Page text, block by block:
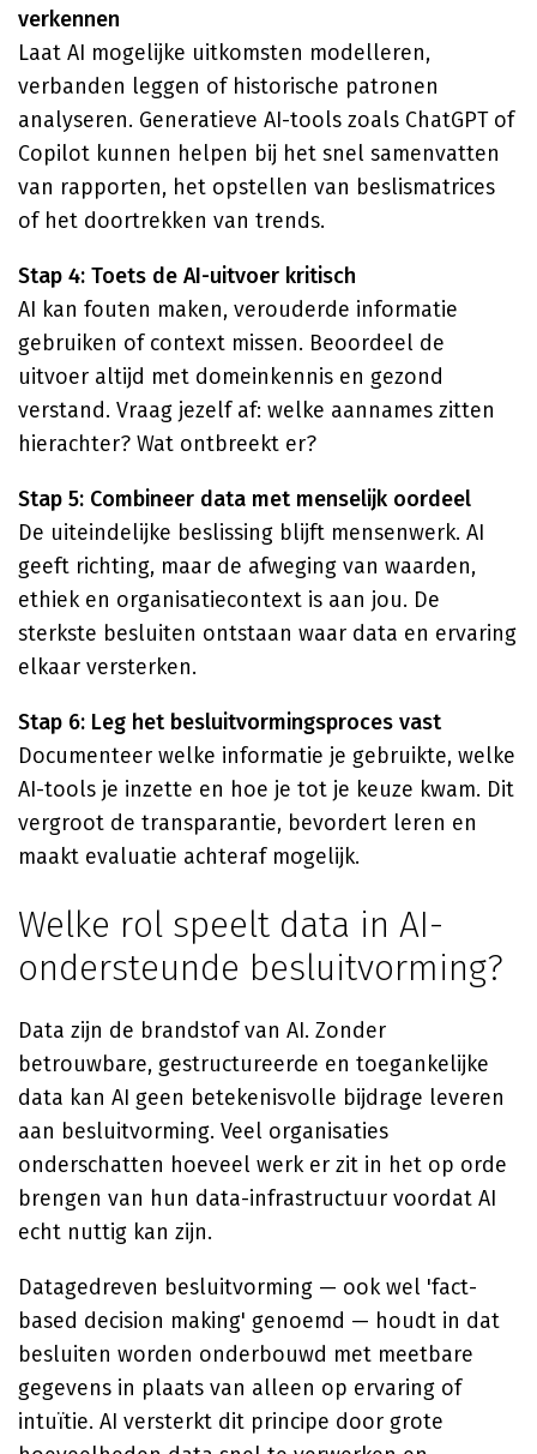
verkennen
Laat AI mogelijke uitkomsten modelleren,
verbanden leggen of historische patronen
analyseren. Generatieve AI-tools zoals ChatGPT of
Copilot kunnen helpen bij het snel samenvatten
van rapporten, het opstellen van beslismatrices
of het doortrekken van trends.
Stap 4: Toets de AI-uitvoer kritisch
AI kan fouten maken, verouderde informatie
gebruiken of context missen. Beoordeel de
uitvoer altijd met domeinkennis en gezond
verstand. Vraag jezelf af: welke aannames zitten
hierachter? Wat ontbreekt er?
Stap 5: Combineer data met menselijk oordeel
De uiteindelijke beslissing blijft mensenwerk. AI
geeft richting, maar de afweging van waarden,
ethiek en organisatiecontext is aan jou. De
sterkste besluiten ontstaan waar data en ervaring
elkaar versterken.
Stap 6: Leg het besluitvormingsproces vast
Documenteer welke informatie je gebruikte, welke
AI-tools je inzette en hoe je tot je keuze kwam. Dit
vergroot de transparantie, bevordert leren en
maakt evaluatie achteraf mogelijk.
Welke rol speelt data in AI-
ondersteunde besluitvorming?
Data zijn de brandstof van AI. Zonder
betrouwbare, gestructureerde en toegankelijke
data kan AI geen betekenisvolle bijdrage leveren
aan besluitvorming. Veel organisaties
onderschatten hoeveel werk er zit in het op orde
brengen van hun data-infrastructuur voordat AI
echt nuttig kan zijn.
Datagedreven besluitvorming — ook wel 'fact-
based decision making' genoemd — houdt in dat
besluiten worden onderbouwd met meetbare
gegevens in plaats van alleen op ervaring of
intuïtie. AI versterkt dit principe door grote